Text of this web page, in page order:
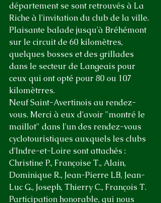
département se sont retrouvés à La
Riche à l'invitation du club de la ville.
Plaisante balade jusqu'à Bréhémont
sur le circuit de 60 kilomètres,
quelques bosses et des grillades
dans le secteur de Langeais pour
ceux qui ont opté pour 80 ou 107
kilomètrres.
Neuf Saint-Avertinois au rendez-
vous. Merci à eux d'avoir "montré le
maillot" dans l'un des rendez-vous
cyclotouristiques auxquels les clubs
d'Indre-et-Loire sont attachés :
Christine P., Françoise T., Alain,
Dominique R., Jean-Pierre LB, Jean-
Luc G., Joseph, Thierry C., François T.
Participation honorable, qui nous